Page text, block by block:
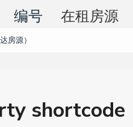
编号 在租房源
shortcode